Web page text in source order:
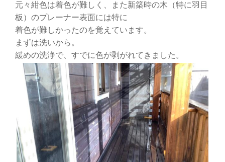
元々紺色は着色が難しく、また新築時の木（特に羽目
板）のプレーナー表面には特に
着色が難しかったのを覚えています。
まずは洗いから。
緩めの洗浄で、すでに色が剥がれてきました。